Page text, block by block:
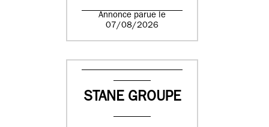
Annonce parue le
07/08/2026
STANE GROUPE